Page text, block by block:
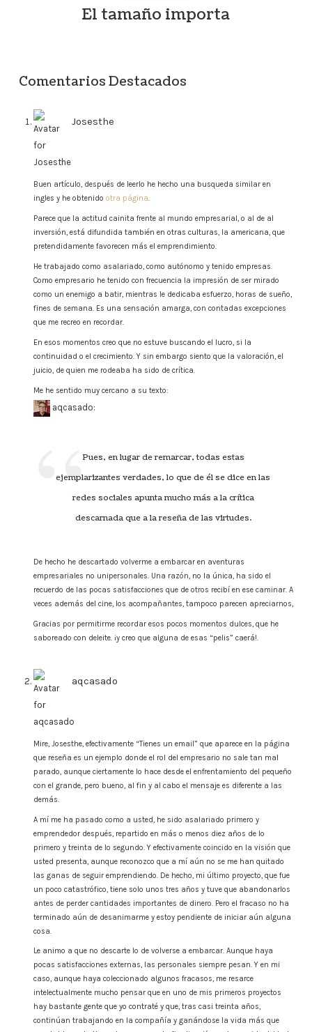
El tamaño importa
Comentarios Destacados
Josesthe
Buen artículo, después de leerlo he hecho una busqueda similar en
ingles y he obtenido otra página.
Parece que la actitud cainita frente al mundo empresarial, o al de al
inversión, está difundida también en otras culturas, la americana, que
pretendidamente favorecen más el emprendimiento.
He trabajado como asalariado, como autónomo y tenido empresas.
Como empresario he tenido con frecuencia la impresión de ser mirado
como un enemigo a batir, mientras le dedicaba esfuerzo, horas de sueño,
fines de semana. Es una sensación amarga, con contadas excepciones
que me recreo en recordar.
En esos momentos creo que no estuve buscando el lucro, si la
continuidad o el crecimiento. Y sin embargo siento que la valoración, el
juicio, de quien me rodeaba ha sido de crítica.
Me he sentido muy cercano a su texto:
aqcasado:
Pues, en lugar de remarcar, todas estas
ejemplarizantes verdades, lo que de él se dice en las
redes sociales apunta mucho más a la crítica
descarnada que a la reseña de las virtudes.
De hecho he descartado volverme a embarcar en aventuras
empresariales no unipersonales. Una razón, no la única, ha sido el
recuerdo de las pocas satisfacciones que de otros recibí en ese caminar. A
veces además del cine, los acompañantes, tampoco parecen apreciarnos,
Gracias por permitirme recordar esos pocos momentos dulces, que he
saboreado con deleite. ¡y creo que alguna de esas “pelis” caerá!.
aqcasado
Mire, Josesthe, efectivamente “Tienes un email” que aparece en la página
que reseña es un ejemplo donde el rol del empresario no sale tan mal
parado, aunque ciertamente lo hace desde el enfrentamiento del pequeño
con el grande, pero bueno, al fin y al cabo el mensaje es diferente a las
demás.
A mí me ha pasado como a usted, he sido asalariado primero y
emprendedor después, repartido en más o menos diez años de lo
primero y treinta de lo segundo. Y efectivamente coincido en la visión que
usted presenta, aunque reconozco que a mí aún no se me han quitado
las ganas de seguir emprendiendo. De hecho, mi último proyecto, que fue
un poco catastrófico, tiene solo unos tres años y tuve que abandonarlos
antes de perder cantidades importantes de dinero. Pero el fracaso no ha
terminado aún de desanimarme y estoy pendiente de iniciar aún alguna
cosa.
Le animo a que no descarte lo de volverse a embarcar. Aunque haya
pocas satisfacciones externas, las personales siempre pesan. Y en mi
caso, aunque haya coleccionado algunos fracasos, me resarce
intelectualmente mucho pensar que en uno de mis primeros proyectos
hay bastante gente que yo contraté y que, tras casi treinta años,
continúan trabajando en la compañía y ganándose la vida más que